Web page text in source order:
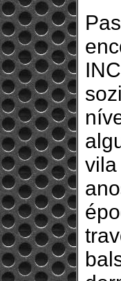
vila